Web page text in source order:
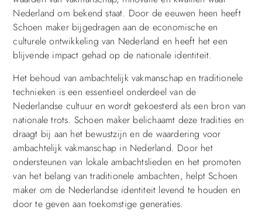
Nederland om bekend staat. Door de eeuwen heen heeft
Schoen maker bijgedragen aan de economische en
culturele ontwikkeling van Nederland en heeft het een
blijvende impact gehad op de nationale identiteit.
Het behoud van ambachtelijk vakmanschap en traditionele
technieken is een essentieel onderdeel van de
Nederlandse cultuur en wordt gekoesterd als een bron van
nationale trots. Schoen maker belichaamt deze tradities en
draagt bij aan het bewustzijn en de waardering voor
ambachtelijk vakmanschap in Nederland. Door het
ondersteunen van lokale ambachtslieden en het promoten
van het belang van traditionele ambachten, helpt Schoen
maker om de Nederlandse identiteit levend te houden en
door te geven aan toekomstige generaties.